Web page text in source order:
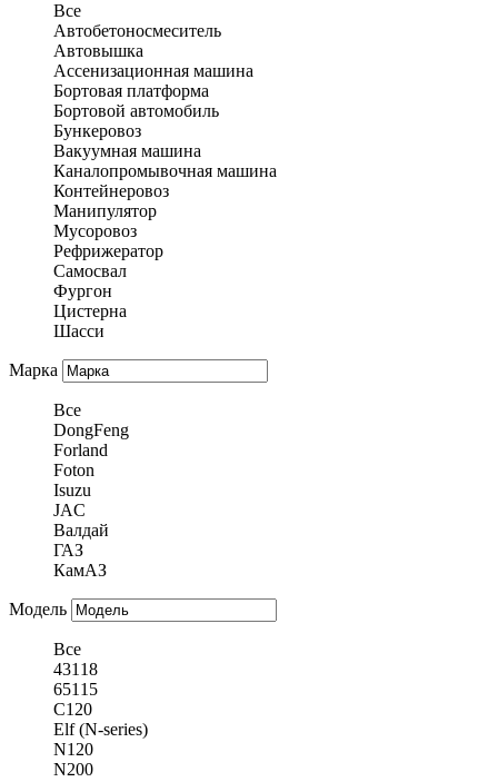
Все
Автобетоносмеситель
Автовышка
Ассенизационная машина
Бортовая платформа
Бортовой автомобиль
Бункеровоз
Вакуумная машина
Каналопромывочная машина
Контейнеровоз
Манипулятор
Мусоровоз
Рефрижератор
Самосвал
Фургон
Цистерна
Шасси
Марка
Все
DongFeng
Forland
Foton
Isuzu
JAC
Валдай
ГАЗ
КамАЗ
Модель
Все
43118
65115
C120
Elf (N-series)
N120
N200